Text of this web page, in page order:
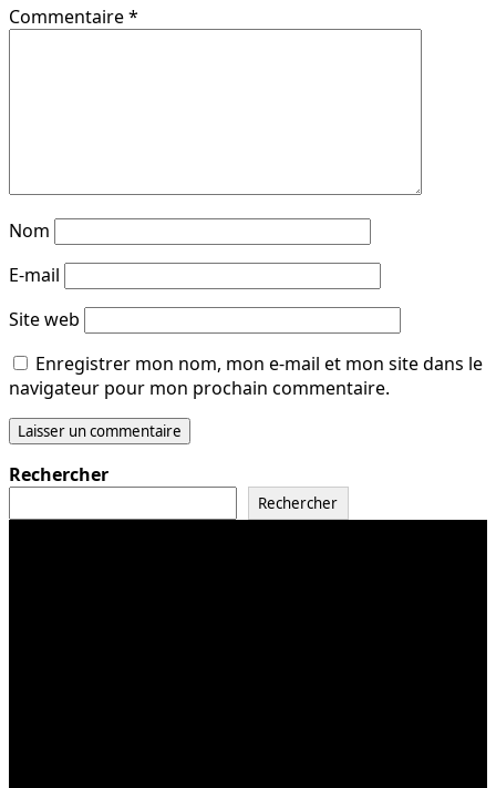
Commentaire*
Nom
E-mail
Site web
Enregistrer mon nom, mon e-mail et mon site dans le
navigateur pour mon prochain commentaire.
Rechercher
Rechercher